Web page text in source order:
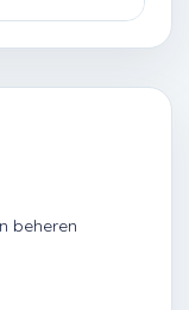
beheren